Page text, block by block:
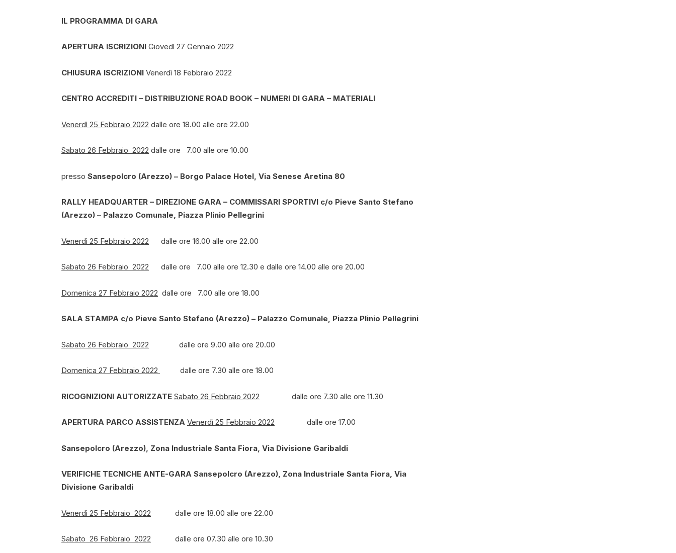
IL PROGRAMMA DI GARA
APERTURA ISCRIZIONI Giovedì 27 Gennaio 2022
CHIUSURA ISCRIZIONI Venerdì 18 Febbraio 2022
CENTRO ACCREDITI – DISTRIBUZIONE ROAD BOOK – NUMERI DI GARA – MATERIALI
Venerdì 25 Febbraio 2022 dalle ore 18.00 alle ore 22.00
Sabato 26 Febbraio 2022 dalle ore 7.00 alle ore 10.00
presso Sansepolcro (Arezzo) – Borgo Palace Hotel, Via Senese Aretina 80
RALLY HEADQUARTER – DIREZIONE GARA – COMMISSARI SPORTIVI c/o Pieve Santo Stefano
(Arezzo) – Palazzo Comunale, Piazza Plinio Pellegrini
Venerdì 25 Febbraio 2022 dalle ore 16.00 alle ore 22.00
Sabato 26 Febbraio 2022 dalle ore 7.00 alle ore 12.30 e dalle ore 14.00 alle ore 20.00
Domenica 27 Febbraio 2022 dalle ore 7.00 alle ore 18.00
SALA STAMPA c/o Pieve Santo Stefano (Arezzo) – Palazzo Comunale, Piazza Plinio Pellegrini
Sabato 26 Febbraio 2022 dalle ore 9.00 alle ore 20.00
Domenica 27 Febbraio 2022 dalle ore 7.30 alle ore 18.00
RICOGNIZIONI AUTORIZZATE Sabato 26 Febbraio 2022 dalle ore 7.30 alle ore 11.30
APERTURA PARCO ASSISTENZA Venerdì 25 Febbraio 2022 dalle ore 17.00
Sansepolcro (Arezzo), Zona Industriale Santa Fiora, Via Divisione Garibaldi
VERIFICHE TECNICHE ANTE-GARA Sansepolcro (Arezzo), Zona Industriale Santa Fiora, Via
Divisione Garibaldi
Venerdì 25 Febbraio 2022 dalle ore 18.00 alle ore 22.00
Sabato 26 Febbraio 2022 dalle ore 07.30 alle ore 10.30